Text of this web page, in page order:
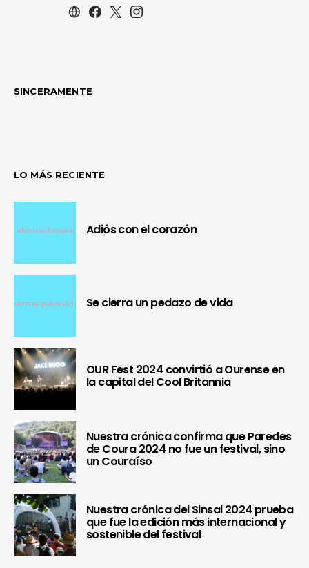
SINCERAMENTE
LO MÁS RECIENTE
Adiós con el corazón
Se cierra un pedazo de vida
OUR Fest 2024 convirtió a Ourense en
la capital del Cool Britannia
Nuestra crónica confirma que Paredes
de Coura 2024 no fue un festival, sino
un Couraíso
Nuestra crónica del Sinsal 2024 prueba
que fue la edición más internacional y
sostenible del festival